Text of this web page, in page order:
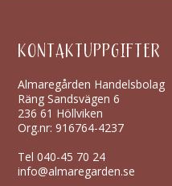
KONTAKTUPPGIFTER
Almaregården Handelsbolag
Räng Sandsvägen 6
236 61 Höllviken
Org.nr: 916764-4237
Tel040-45 70 24
info@almaregarden.se